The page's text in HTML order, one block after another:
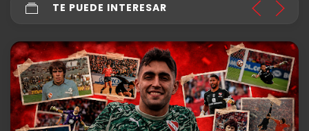
TE PUEDE INTERESAR